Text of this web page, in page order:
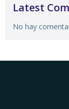
Latest
No hay